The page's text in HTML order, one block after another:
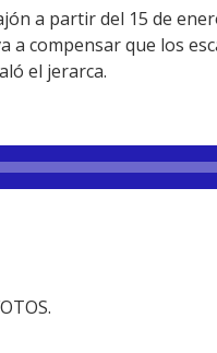
a partir del 15 de
a compensar que los
el jerarca.